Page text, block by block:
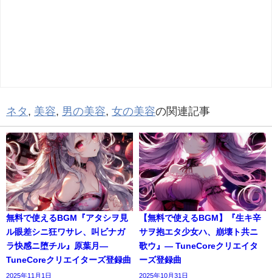
ネタ , 美容, 男の美容, 女の美容の関連記事
無料で使えるBGM『アタシヲ見
ル眼差シニ狂ワサレ、叫ビナガ
ラ快感ニ堕チル』原葉月―
TuneCoreクリエイターズ登録曲
2025年11月1日
【無料で使えるBGM】『生キ辛
サヲ抱エタ少女ハ、崩壊ト共ニ
歌ウ』― TuneCoreクリエイタ
ーズ登録曲
2025年10月31日